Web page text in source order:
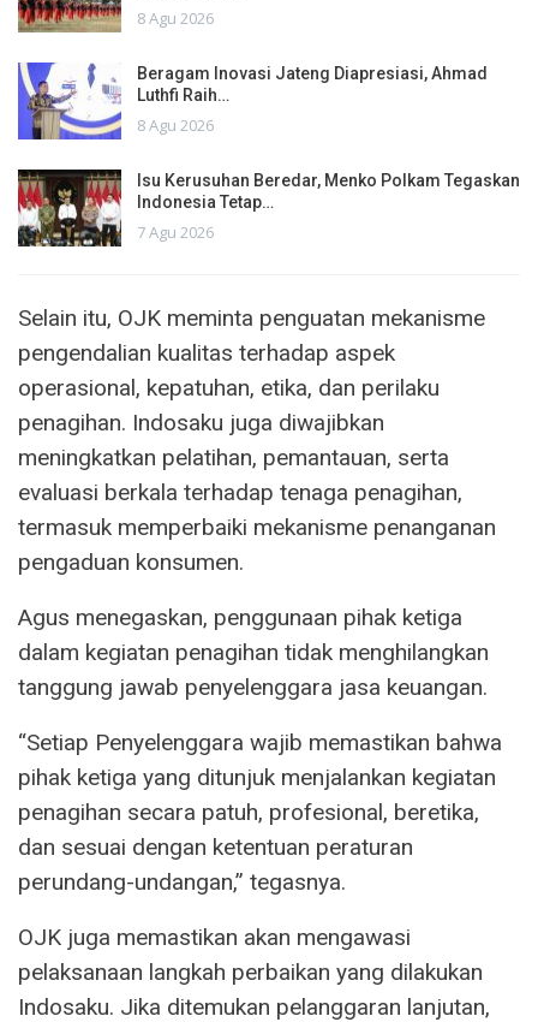
8 Agu 2026
Beragam Inovasi Jateng Diapresiasi, Ahmad
Luthfi Raih…
8 Agu 2026
Isu Kerusuhan Beredar, Menko Polkam Tegaskan
Indonesia Tetap…
7 Agu 2026
Selain itu, OJK meminta penguatan mekanisme
pengendalian kualitas terhadap aspek
operasional, kepatuhan, etika, dan perilaku
penagihan. Indosaku juga diwajibkan
meningkatkan pelatihan, pemantauan, serta
evaluasi berkala terhadap tenaga penagihan,
termasuk memperbaiki mekanisme penanganan
pengaduan konsumen.
Agus menegaskan, penggunaan pihak ketiga
dalam kegiatan penagihan tidak menghilangkan
tanggung jawab penyelenggara jasa keuangan.
“Setiap Penyelenggara wajib memastikan bahwa
pihak ketiga yang ditunjuk menjalankan kegiatan
penagihan secara patuh, profesional, beretika,
dan sesuai dengan ketentuan peraturan
perundang-undangan,” tegasnya.
OJK juga memastikan akan mengawasi
pelaksanaan langkah perbaikan yang dilakukan
Indosaku. Jika ditemukan pelanggaran lanjutan,